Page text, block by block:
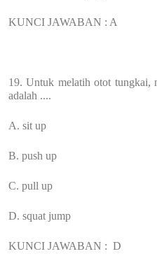
KUNCI JAWABAN : A
19. Untuk melatih otot tungkai,
adalah ....
A. sit up
B. push up
C. pull up
D. squat jump
KUNCI JAWABAN : D